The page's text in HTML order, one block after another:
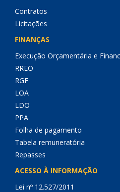
Contratos
Licitações
FINANÇAS
Execução Orçamentária e
RREO
RGF
LOA
LDO
PPA
Folha de pagamento
Tabela remuneratória
Repasses
ACESSO À INFORMAÇÃO
Lei nº 12.527/2011